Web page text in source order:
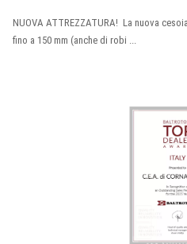
NUOVA ATTREZZATURA! La nuova
fino a 150 mm (anche di robi ...